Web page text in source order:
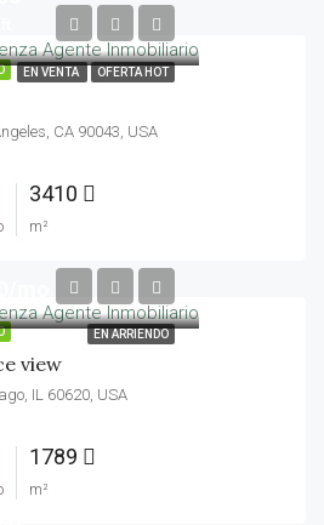
EN VENTA OFERTA HOT
CA 90043, USA
3410
m²
EN ARRIENDO
view
IL 60620, USA
1789
m²